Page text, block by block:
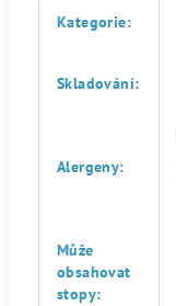
Kategorie:
Skladování:
Alergeny:
Může
obsahovat
stopy: